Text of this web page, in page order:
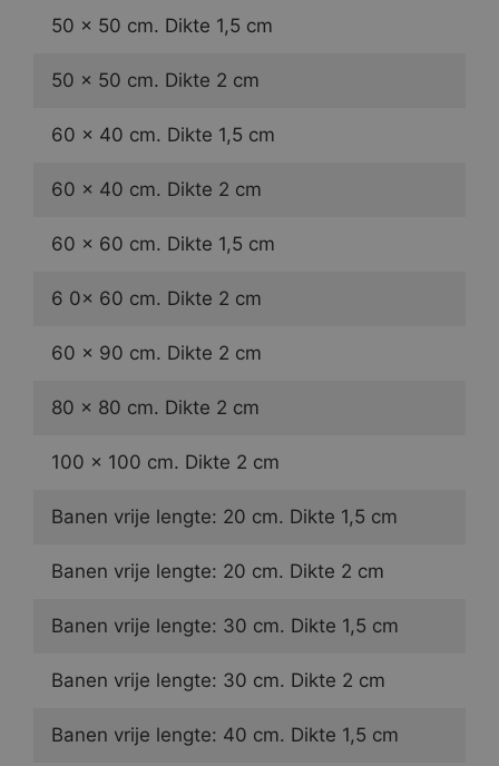
50 × 50 cm. Dikte 1,5 cm
50 × 50 cm. Dikte 2 cm
60 × 40 cm. Dikte 1,5 cm
60 × 40 cm. Dikte 2 cm
60 × 60 cm. Dikte 1,5 cm
6 0× 60 cm. Dikte 2 cm
60 × 90 cm. Dikte 2 cm
80 × 80 cm. Dikte 2 cm
100 × 100 cm. Dikte 2 cm
Banen vrije lengte: 20 cm. Dikte 1,5 cm
Banen vrije lengte: 20 cm. Dikte 2 cm
Banen vrije lengte: 30 cm. Dikte 1,5 cm
Banen vrije lengte: 30 cm. Dikte 2 cm
Banen vrije lengte: 40 cm. Dikte 1,5 cm